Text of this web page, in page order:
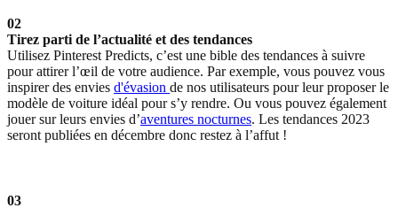
02
Tirez parti de l’actualité et des tendances
Utilisez Pinterest Predicts, c’est une bible des tendances à suivre
pour attirer l’œil de votre audience. Par exemple, vous pouvez vous
inspirer des envies d'évasion de nos utilisateurs pour leur proposer le
modèle de voiture idéal pour s’y rendre. Ou vous pouvez également
jouer sur leurs envies d’aventures nocturnes. Les tendances 2023
seront publiées en décembre donc restez à l’affut !
03